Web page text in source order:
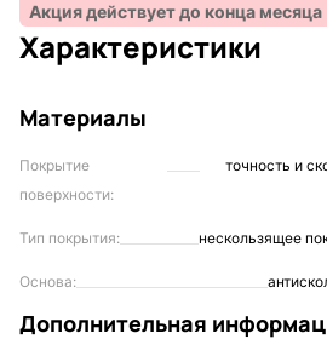
Акция действует до конца месяца
Характеристики
Материалы
Покрытие
поверхности:
точность и
Тип покрытия: нескользящее
Основа:
Дополнительная